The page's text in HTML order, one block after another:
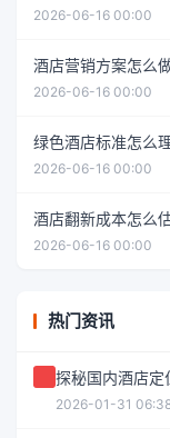
2026-06-16 00:00
酒店营销方案怎么
2026-06-16 00:00
绿色酒店标准怎么
2026-06-16 00:00
酒店翻新成本怎么
2026-06-16 00:00
热门资讯
探秘国内酒店定
2026-01-31 06:38